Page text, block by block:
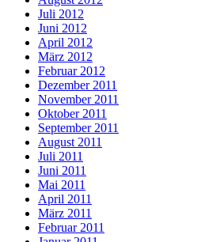
Juli 2012
Juni 2012
April 2012
März 2012
Februar 2012
Dezember 2011
November 2011
Oktober 2011
September 2011
August 2011
Juli 2011
Juni 2011
Mai 2011
April 2011
März 2011
Februar 2011